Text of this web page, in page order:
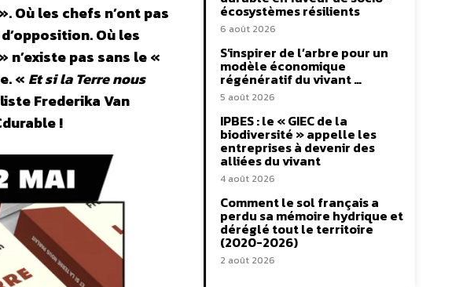
Où les chefs n’ont pas
Où les
n’existe pas sans le «
« Et si la Terre nous
Frederika Van
!
écosystèmes résilients
6 août 2026
S’inspirer de l’arbre pour un
modèle économique
régénératif du vivant …
5 août 2026
IPBES : le « GIEC de la
biodiversité » appelle les
entreprises à devenir des
alliées du vivant
4 août 2026
Comment le sol français a
perdu sa mémoire hydrique et
déréglé tout le territoire
(2020-2026)
2 août 2026